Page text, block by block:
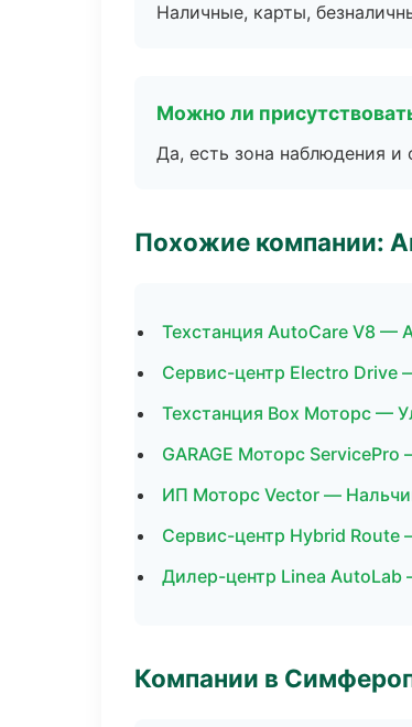
Наличные, карты,
Можно ли
Да, есть зона наблюдения и
Похожие компании:
Техстанция AutoCare V8 —
Сервис-центр Electro Drive
Техстанция Box Моторс —
GARAGE Моторс
ИП Моторс Vector —
Сервис-центр Hybrid Route
Дилер-центр Linea
Компании в